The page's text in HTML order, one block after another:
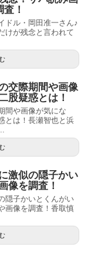
！
ドル・岡田准一さん♪
けが残念と言われて
交際期間や画像
股疑惑とは！
間や画像が気にな
とは！長瀬智也と浜
激似の隠子かい
像を調査！
隠子かいとくんがい
画像を調査！香取慎